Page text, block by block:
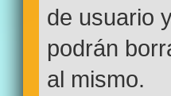
de usuario
podrán
al mismo.